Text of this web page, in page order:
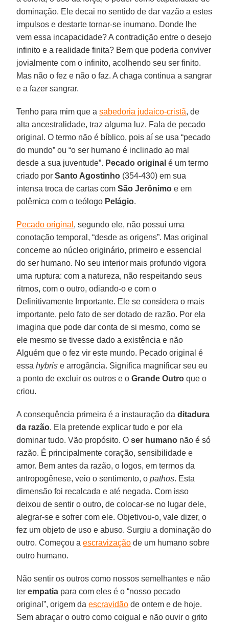
dominação. Ele decai no sentido de dar vazão a estes
impulsos e destarte tornar-se inumano. Donde lhe
vem essa incapacidade? A contradição entre o desejo
infinito e a realidade finita? Bem que poderia conviver
jovialmente com o infinito, acolhendo seu ser finito.
Mas não o fez e não o faz. A chaga continua a sangrar
e a fazer sangrar.
Tenho para mim que asabedoria judaico-cristã, de
alta ancestralidade, traz alguma luz. Fala de pecado
original. O termo não é bíblico, pois aí se usa “pecado
do mundo” ou “o ser humano é inclinado ao mal
desde a sua juventude”. Pecado original é um termo
criado porSanto Agostinho (354-430) em sua
intensa troca de cartas comSão Jerônimo e em
polêmica com o teólogo Pelágio.
Pecado original , segundo ele, não possui uma
conotação temporal, “desde as origens”. Mas original
concerne ao núcleo originário, primeiro e essencial
do ser humano. No seu interior mais profundo vigora
uma ruptura: com a natureza, não respeitando seus
ritmos, com o outro, odiando-o e com o
Definitivamente Importante. Ele se considera o mais
importante, pelo fato de ser dotado de razão. Por ela
imagina que pode dar conta de si mesmo, como se
ele mesmo se tivesse dado a existência e não
Alguém que o fez vir este mundo. Pecado original é
essahybris e arrogância. Significa magnificar seu eu
a ponto de excluir os outros e oGrande Outro que o
criou.
A consequência primeira é a instauração daditadura
da razão. Ela pretende explicar tudo e por ela
dominar tudo. Vão propósito. Oser humano não é só
razão. É principalmente coração, sensibilidade e
amor. Bem antes da razão, o logos, em termos da
antropogênese, veio o sentimento, opathos. Esta
dimensão foi recalcada e até negada. Com isso
deixou de sentir o outro, de colocar-se no lugar dele,
alegrar-se e sofrer com ele. Objetivou-o, vale dizer, o
fez um objeto de uso e abuso. Surgiu a dominação do
outro. Começou aescravização de um humano sobre
outro humano.
Não sentir os outros como nossos semelhantes e não
terempatia para com eles é o “nosso pecado
original”, origem daescravidão de ontem e de hoje.
Sem abraçar o outro como coigual e não ouvir o grito